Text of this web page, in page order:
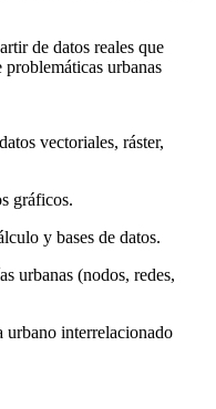
de datos reales que
urbanas
vectoriales, ráster,
gráficos.
y bases de datos.
urbanas (nodos, redes,
urbano interrelacionado